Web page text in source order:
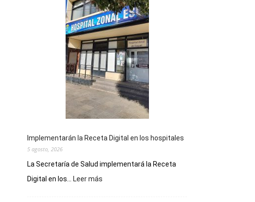
Implementarán la Receta Digital en los hospitales
5 agosto, 2026
La Secretaría de Salud implementará la Receta
Digital en los...
Leer más